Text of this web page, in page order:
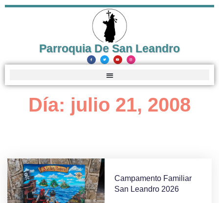
Parroquia De San Leandro
Día: julio 21, 2008
Campamento Familiar
San Leandro 2026